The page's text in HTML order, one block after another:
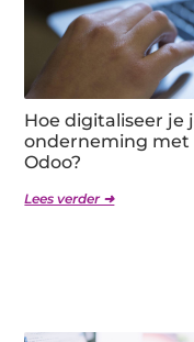
Hoe digitaliseer je
onderneming met
Odoo?
Lees verder ➜